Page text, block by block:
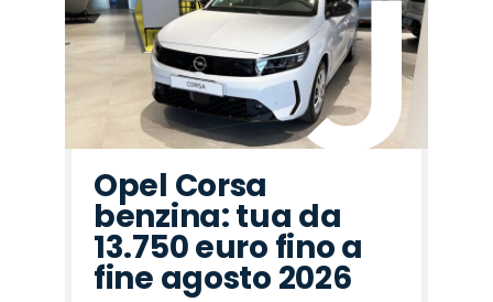
Opel Corsa
benzina: tua da
13.750 euro fino a
fine agosto 2026